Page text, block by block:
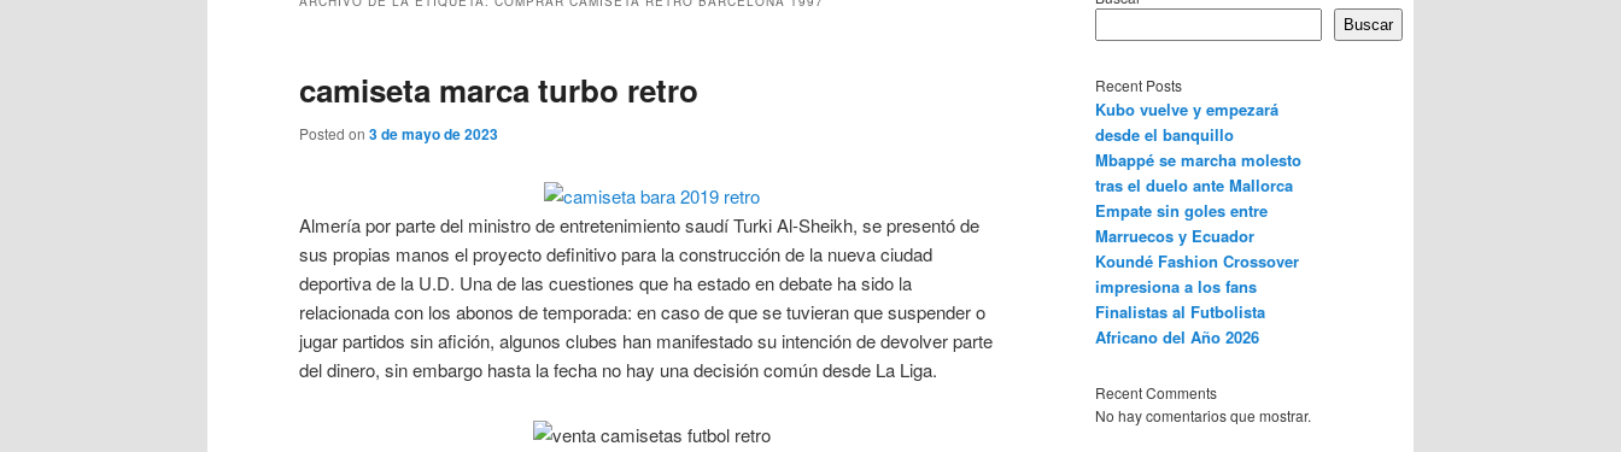
camiseta marca turbo retro
Posted on 3 de mayo de 2023
Almería por parte del ministro de entretenimiento saudí Turki Al-Sheikh, se presentó de
sus propias manos el proyecto definitivo para la construcción de la nueva ciudad
deportiva de la U.D. Una de las cuestiones que ha estado en debate ha sido la
relacionada con los abonos de temporada: en caso de que se tuvieran que suspender o
jugar partidos sin afición, algunos clubes han manifestado su intención de devolver parte
del dinero, sin embargo hasta la fecha no hay una decisión común desde La Liga.
Buscar
Recent Posts
Kubo vuelve y empezará
desde el banquillo
Mbappé se marcha molesto
tras el duelo ante Mallorca
Empate sin goles entre
Marruecos y Ecuador
Koundé Fashion Crossover
impresiona a los fans
Finalistas al Futbolista
Africano del Año 2026
Recent Comments
No hay comentarios que mostrar.